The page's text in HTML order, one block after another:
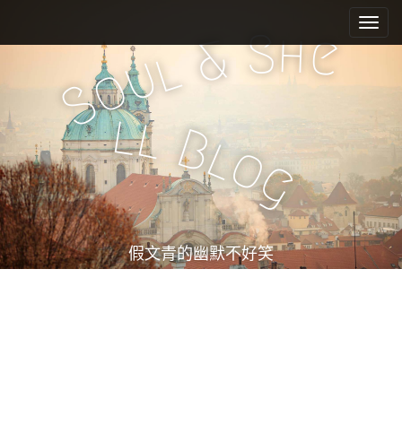
e
n
u
i
c
n
t
e
n
t
S
oul&She
ll Blog
假文青的幽默不好笑